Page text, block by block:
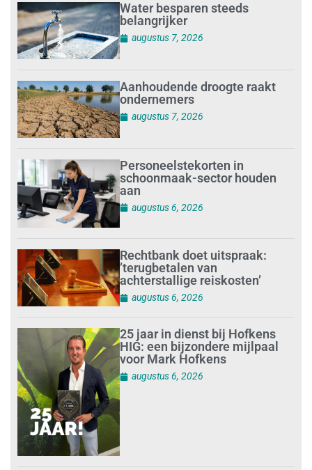
Water besparen steeds
belangrijker
augustus 7, 2026
Aanhoudende droogte raakt
ondernemers
augustus 7, 2026
Personeelstekorten in
schoonmaak-sector houden
aan
augustus 6, 2026
Rechtbank doet uitspraak:
’terugbetalen van
achterstallige reiskosten’
augustus 6, 2026
25 jaar in dienst bij Hofkens
HIG: een bijzondere mijlpaal
voor Mark Hofkens
augustus 6, 2026